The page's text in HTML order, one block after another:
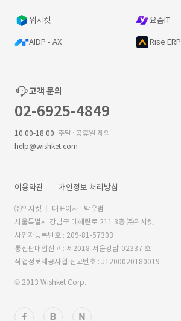
위시켓 요즘IT
AIDP - AX Rise ERP
고객 문의
02-6925-4849
10:00-18:00 주말·공휴일 제외
help@wishket.com
이용약관 개인정보 처리방침
㈜위시켓
대표이사 : 박우범
서울특별시 강남구 테헤란로 211 3층 ㈜위시켓
사업자등록번호 : 209-81-57303
통신판매업신고 : 제2018-서울강남-02337 호
직업정보제공사업 신고번호 : J1200020180019
© 2013 Wishket Corp.